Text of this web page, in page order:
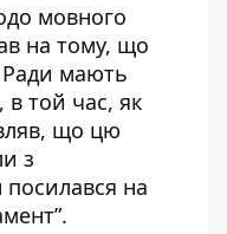
мовного
на тому, що
Ради мають
в той час, як
що цю
з
посилався на